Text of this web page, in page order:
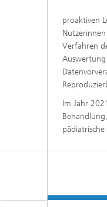
proaktiven
Verfahren
Im Jahr